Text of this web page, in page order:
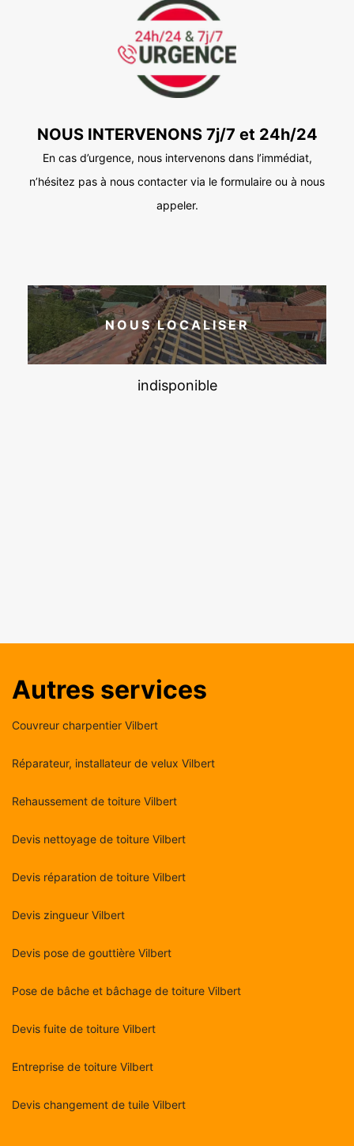
NOUS INTERVENONS 7j/7 et 24h/24
En cas d’urgence, nous intervenons dans l’immédiat,
n’hésitez pas à nous contacter via le formulaire ou à nous
appeler.
NOUS LOCALISER
indisponible
Autres services
Couvreur charpentier Vilbert
Réparateur, installateur de velux Vilbert
Rehaussement de toiture Vilbert
Devis nettoyage de toiture Vilbert
Devis réparation de toiture Vilbert
Devis zingueur Vilbert
Devis pose de gouttière Vilbert
Pose de bâche et bâchage de toiture Vilbert
Devis fuite de toiture Vilbert
Entreprise de toiture Vilbert
Devis changement de tuile Vilbert